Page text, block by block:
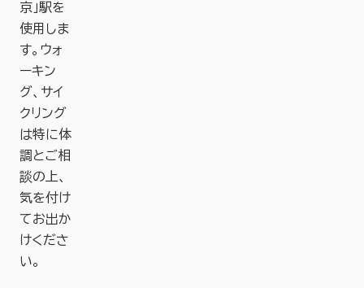
京」駅を
使用しま
す。ウォ
ーキン
グ、サイ
クリング
は特に体
調とご相
談の上、
気を付け
てお出か
けくださ
い。